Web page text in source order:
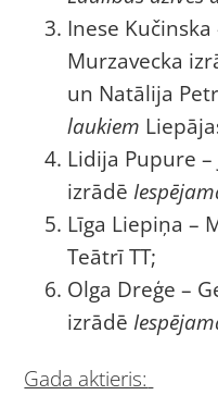
Inese
Murzavecka
un Natālija
laukiem
Lidija Pupure –
izrādē
Līga Liepiņa –
Teātrī TT;
Olga Dreģe –
izrādē
Gada aktieris: